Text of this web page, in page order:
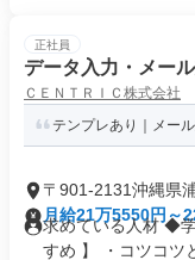
正社員
データ入力・メー
ＣＥＮＴＲＩＣ株式会社
テンプレあり｜メー
〒901-2131沖縄県
月給21万5550円～
求めている人材 ◆
すめ 】 ・コツコツ